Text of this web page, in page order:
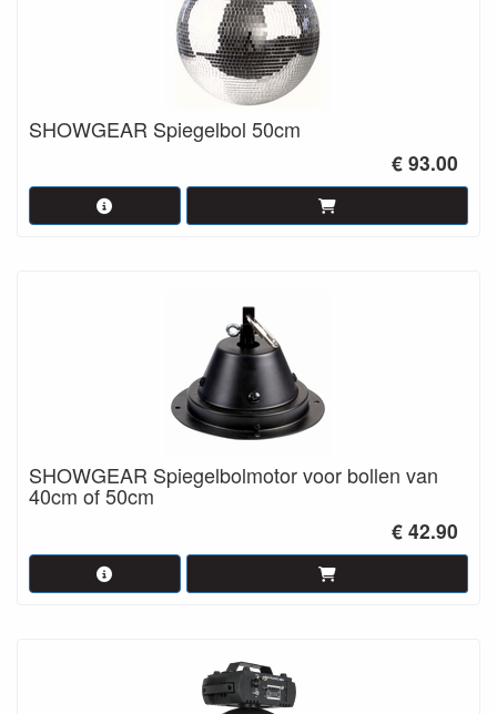
SHOWGEAR Spiegelbol 50cm
€ 93.00
SHOWGEAR Spiegelbolmotor voor bollen van
40cm of 50cm
€ 42.90